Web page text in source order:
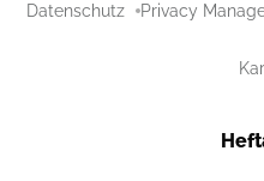
Datenschutz Privacy